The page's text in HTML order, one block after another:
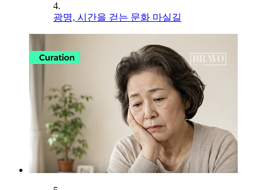
4.
광명, 시간을 걷는 문화 마실길